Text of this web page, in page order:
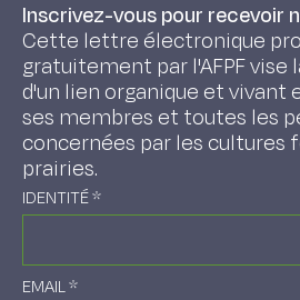
Inscrivez-vous pour recevoir
Cette lettre électronique
gratuitement par l'AFPF vise
d'un lien organique et vivant
ses membres et toutes les
concernées par les cultures
prairies.
IDENTITÉ*
EMAIL*